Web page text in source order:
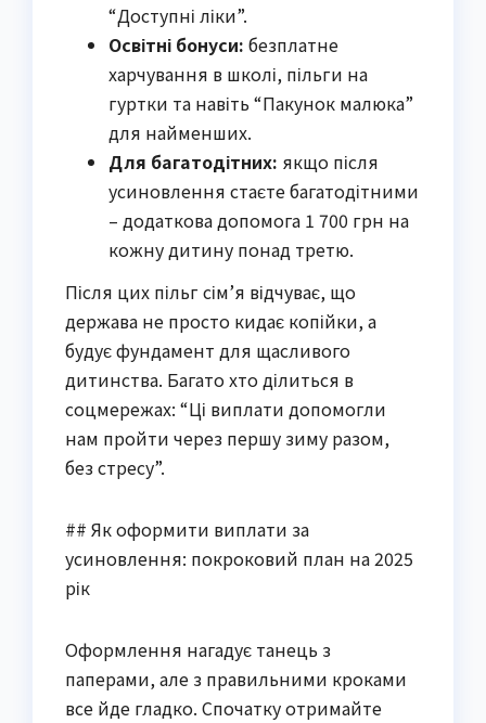
“Доступні ліки”.
Освітні бонуси: безплатне
харчування в школі, пільги на
гуртки та навіть “Пакунок малюка”
для найменших.
Для багатодітних: якщо після
усиновлення стаєте багатодітними
– додаткова допомога 1 700 грн на
кожну дитину понад третю.
Після цих пільг сім’я відчуває, що
держава не просто кидає копійки, а
будує фундамент для щасливого
дитинства. Багато хто ділиться в
соцмережах: “Ці виплати допомогли
нам пройти через першу зиму разом,
без стресу”.
## Як оформити виплати за
усиновлення: покроковий план на 2025
рік
Оформлення нагадує танець з
паперами, але з правильними кроками
все йде гладко. Спочатку отримайте